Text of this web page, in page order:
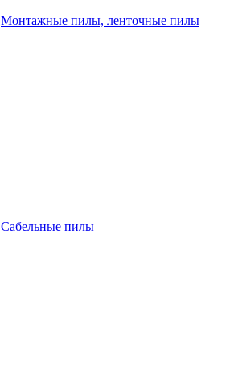
Монтажные пилы, ленточные пилы
Сабельные пилы